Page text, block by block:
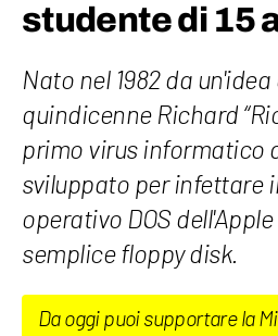
studente di 15
Nato nel 1982 da
quindicenne Richard
primo virus informatico
sviluppato per infettare
operativo DOS
semplice floppy disk.
Da oggi puoi supportare la